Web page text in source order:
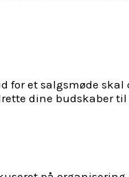
for et salgsmøde
dine budskaber